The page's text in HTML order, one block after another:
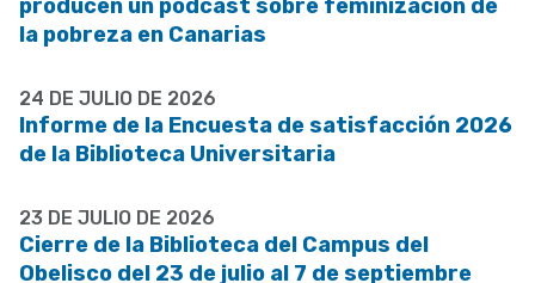
producen un pódcast sobre feminización de
la pobreza en Canarias
24 DE JULIO DE 2026
Informe de la Encuesta de satisfacción 2026
de la Biblioteca Universitaria
23 DE JULIO DE 2026
Cierre de la Biblioteca del Campus del
Obelisco del 23 de julio al 7 de septiembre